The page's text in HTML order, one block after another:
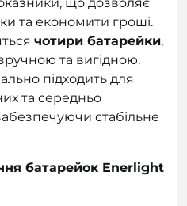
та економити гроші.
чотири батарейки,
та вигідною.
підходить для
та середньо
стабільне
батарейок Enerlight